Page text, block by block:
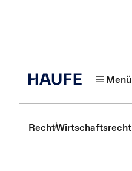
Menü
RechtWirtschaftsrecht